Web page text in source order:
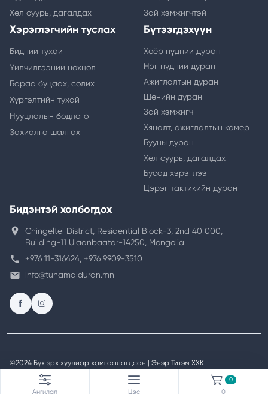
Ангилал Цэс
0
0
Хөл суурь, дагалдах
Зай хэмжигчтэй
Хэрэглэгчийн туслах
Бидний тухай
Үйлчилгээний нөхцөл
Бараа буцаах, солих
Хүргэлтийн тухай
Нууцлалын бодлого
Захиалга шалгах
Бүтээгдэхүүн
Хоёр нүдний дуран
Нэг нүдний дуран
Ажиглалтын дуран
Шөнийн дуран
Зай хэмжигч
Хяналт, ажиглалтын камер
Бууны дуран
Хөл суурь, дагалдах
Бусад хэрэглээ
Цэрэг тактикийн дуран
Бидэнтэй холбогдох
location_on
Chingeltei District, Residential Block-3, 2nd 40 000,
Building-11 Ulaanbaatar-14250, Mongolia
call +976 11-316424, +976 9909-3510
email info@tunamalduran.mn
©2024 Бүх эрх хуулиар хамгаалагдсан | Энэр Титэм ХХК
Вэб сайтыг: